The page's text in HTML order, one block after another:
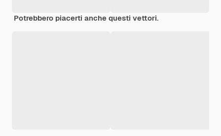
Potrebbero piacerti anche questi vettori.